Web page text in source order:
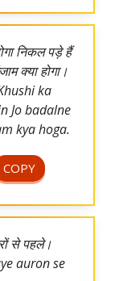
निकल पड़े हैं
क्या होगा।
ka
Jo badalne
kya hoga.
से पहले।
auron se